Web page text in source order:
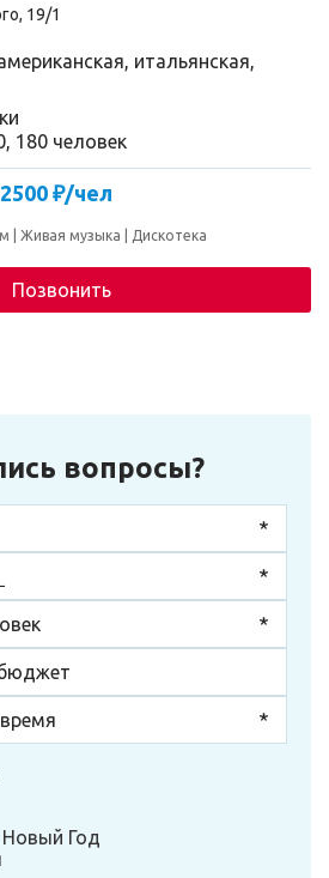
19/1
итальянская,
180 человек
₽/чел
Живая музыка Дискотека
Позвонить
вопросы?
Год